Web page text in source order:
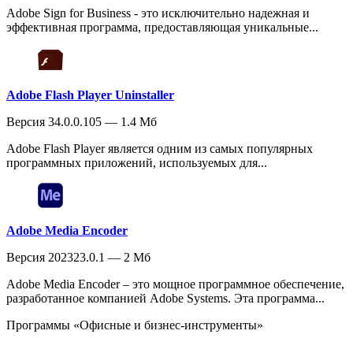
Adobe Sign for Business - это исключительно надежная и
эффективная программа, предоставляющая уникальные...
Adobe Flash Player Uninstaller
Версия 34.0.0.105 — 1.4 Мб
Adobe Flash Player является одним из самых популярных
программных приложений, используемых для...
Adobe Media Encoder
Версия 202323.0.1 — 2 Мб
Adobe Media Encoder – это мощное программное обеспечение,
разработанное компанией Adobe Systems. Эта программа...
Программы «Офисные и бизнес-инструменты»